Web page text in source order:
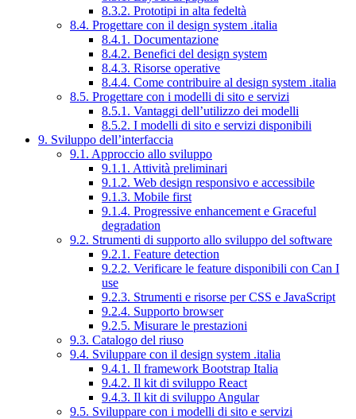
8.3.2. Prototipi in alta fedeltà
8.4. Progettare con il design system .italia
8.4.1. Documentazione
8.4.2. Benefici del design system
8.4.3. Risorse operative
8.4.4. Come contribuire al design system .italia
8.5. Progettare con i modelli di sito e servizi
8.5.1. Vantaggi dell’utilizzo dei modelli
8.5.2. I modelli di sito e servizi disponibili
9. Sviluppo dell’interfaccia
9.1. Approccio allo sviluppo
9.1.1. Attività preliminari
9.1.2. Web design responsivo e accessibile
9.1.3. Mobile first
9.1.4. Progressive enhancement e Graceful
degradation
9.2. Strumenti di supporto allo sviluppo del software
9.2.1. Feature detection
9.2.2. Verificare le feature disponibili con Can I
use
9.2.3. Strumenti e risorse per CSS e JavaScript
9.2.4. Supporto browser
9.2.5. Misurare le prestazioni
9.3. Catalogo del riuso
9.4. Sviluppare con il design system .italia
9.4.1. Il framework Bootstrap Italia
9.4.2. Il kit di sviluppo React
9.4.3. Il kit di sviluppo Angular
9.5. Sviluppare con i modelli di sito e servizi